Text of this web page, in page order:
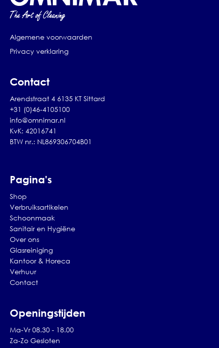
Algemene voorwaarden
Privacy verklaring
Contact
Arendstraat 4 6135 KT Sittard
+31 (0)46-4105100
info@omnimar.nl
KvK: 42016741
BTW nr.: NL869306704B01
Pagina's
Shop
Verbruiksartikelen
Schoonmaak
Sanitair en Hygiëne
Over ons
Glasreiniging
Kantoor & Horeca
Verhuur
Contact
Openingstijden
Ma-Vr 08.30 - 18.00
Za-Zo Gesloten